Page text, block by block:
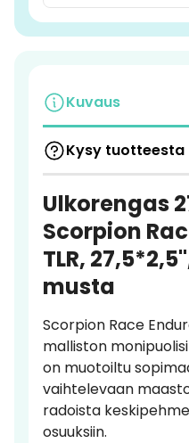
Kuvaus
Kysy tuotteesta
Ulkorengas
Scorpion
TLR,
musta
Scorpion Race
malliston
on muotoiltu
vaihtelevaan
radoista
osuuksiin.